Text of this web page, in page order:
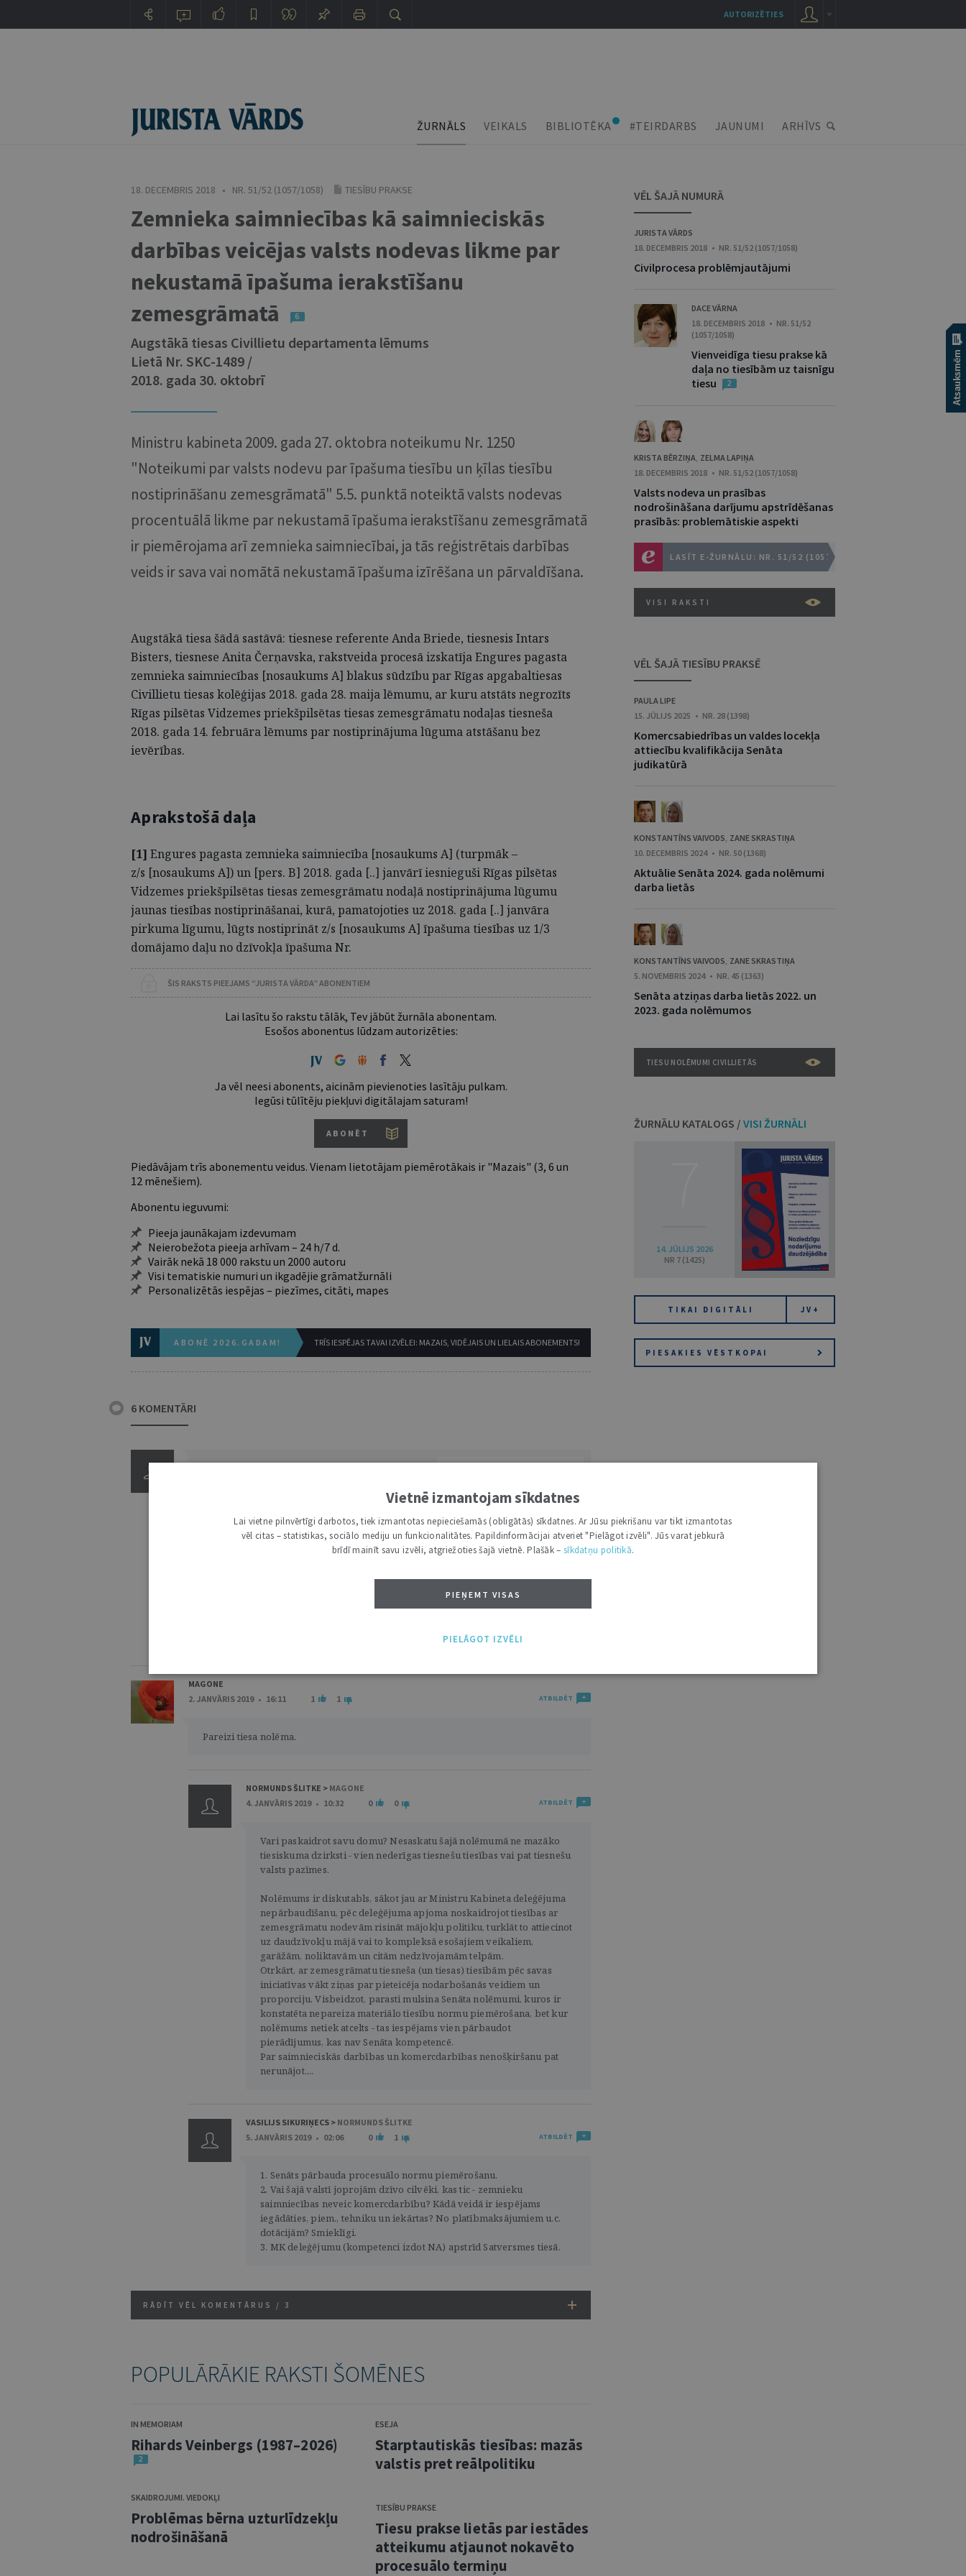
ŽURNĀLS VEIKALS BIBLIOTĒKA #TEIRDARBS JAUNUMI ARHĪVS
18. DECEMBRIS 2018 • NR. 51/52 (1057/1058) TIESĪBU PRAKSE
Zemnieka saimniecības kā saimnieciskās
darbības veicējas valsts nodevas likme par
nekustamā īpašuma ierakstīšanu
zemesgrāmatā
6
Augstākā tiesas Civillietu departamenta lēmums
Lietā Nr. SKC-1489 /
2018. gada 30. oktobrī
Ministru kabineta 2009. gada 27. oktobra noteikumu Nr. 1250
"Noteikumi par valsts nodevu par īpašuma tiesību un ķīlas tiesību
nostiprināšanu zemesgrāmatā" 5.5. punktā noteiktā valsts nodevas
procentuālā likme par nekustamā īpašuma ierakstīšanu zemesgrāmatā
ir piemērojama arī zemnieka saimniecībai, ja tās reģistrētais darbības
veids ir sava vai nomātā nekustamā īpašuma izīrēšana un pārvaldīšana.
Augstākā tiesa šādā sastāvā: tiesnese referente Anda Briede, tiesnesis Intars
Bisters, tiesnese Anita Čerņavska, rakstveida procesā izskatīja Engures pagasta
zemnieka saimniecības [nosaukums A] blakus sūdzību par Rīgas apgabaltiesas
Civillietu tiesas kolēģijas 2018. gada 28. maija lēmumu, ar kuru atstāts negrozīts
Rīgas pilsētas Vidzemes priekšpilsētas tiesas zemesgrāmatu nodaļas tiesneša
2018. gada 14. februāra lēmums par nostiprinājuma lūguma atstāšanu bez
ievērības.
Aprakstošā daļa
[1] Engures pagasta zemnieka saimniecība [nosaukums A] (turpmāk –
z/s [nosaukums A]) un [pers. B] 2018. gada [..] janvārī iesnieguši Rīgas pilsētas
Vidzemes priekšpilsētas tiesas zemesgrāmatu nodaļā nostiprinājuma lūgumu
jaunas tiesības nostiprināšanai, kurā, pamatojoties uz 2018. gada [..] janvāra
pirkuma līgumu, lūgts nostiprināt z/s [nosaukums A] īpašuma tiesības uz 1/3
domājamo daļu no dzīvokļa īpašuma Nr.
ŠIS RAKSTS PIEEJAMS “JURISTA VĀRDA” ABONENTIEM
Lai lasītu šo rakstu tālāk, Tev jābūt žurnāla abonentam.
Esošos abonentus lūdzam autorizēties:
Ja vēl neesi abonents, aicinām pievienoties lasītāju pulkam.
Iegūsi tūlītēju piekļuvi digitālajam saturam!
ABONĒT
Piedāvājam trīs abonementu veidus. Vienam lietotājam piemērotākais ir "Mazais" (3, 6 un
12 mēnešiem).
Abonentu ieguvumi:
Pieeja jaunākajam izdevumam
Neierobežota pieeja arhīvam – 24 h/7 d.
Vairāk nekā 18 000 rakstu un 2000 autoru
Visi tematiskie numuri un ikgadējie grāmatžurnāli
Personalizētās iespējas – piezīmes, citāti, mapes
ABONĒ 2026.GADAM! TRĪS IESPĒJAS TAVAI IZVĒLEI: MAZAIS, VIDĒJAIS UN LIELAIS ABONEMENTS!
6 KOMENTĀRI
MAGONE
2. JANVĀRIS 2019 • 16:11
1 1 ATBILDĒT
Pareizi tiesa nolēma.
NORMUNDS ŠLITKE > MAGONE
4. JANVĀRIS 2019 • 10:32
0 0 ATBILDĒT
Vari paskaidrot savu domu? Nesaskatu šajā nolēmumā ne mazāko
tiesiskuma dzirksti - vien nederīgas tiesnešu tiesības vai pat tiesnešu
valsts pazīmes.
Nolēmums ir diskutabls, sākot jau ar Ministru Kabineta deleģējuma
nepārbaudīšanu, pēc deleģējuma apjoma noskaidrojot tiesības ar
zemesgrāmatu nodevām risināt mājokļu politiku, turklāt to attiecinot
uz daudzīvokļu mājā vai to kompleksā esošajiem veikaliem,
garāžām, noliktavām un citām nedzīvojamām telpām.
Otrkārt, ar zemesgrāmatu tiesneša (un tiesas) tiesībām pēc savas
iniciatīvas vākt ziņas par pieteicēja nodarbošanās veidiem un
proporciju. Visbeidzot, parasti mulsina Senāta nolēmumi, kuros ir
konstatēta nepareiza materiālo tiesību normu piemērošana, bet kur
nolēmums netiek atcelts - tas iespējams vien pārbaudot
pierādījumus, kas nav Senāta kompetencē.
Par saimnieciskās darbības un komercdarbības nenošķiršanu pat
nerunājot....
VASILIJS SIKURIŅECS > NORMUNDS ŠLITKE
5. JANVĀRIS 2019 • 02:06
0 1 ATBILDĒT
1. Senāts pārbauda procesuālo normu piemērošanu.
2. Vai šajā valstī joprojām dzīvo cilvēki, kas tic - zemnieku
saimniecības neveic komercdarbību? Kādā veidā ir iespējams
iegādāties, piem., tehniku un iekārtas? No platībmaksājumiem u.c.
dotācijām? Smieklīgi.
3. MK deleģējumu (kompetenci izdot NA) apstrīd Satversmes tiesā.
RĀDĪT VĒL KOMENTĀRUS / 3
POPULĀRĀKIE RAKSTI ŠOMĒNES
IN MEMORIAM
Rihards Veinbergs (1987–2026)
2
SKAIDROJUMI. VIEDOKĻI
Problēmas bērna uzturlīdzekļu
nodrošināšanā
ESEJA
Starptautiskās tiesības: mazās
valstis pret reālpolitiku
TIESĪBU PRAKSE
Tiesu prakse lietās par iestādes
atteikumu atjaunot nokavēto
procesuālo termiņu
VĒL ŠAJĀ NUMURĀ
JURISTA VĀRDS
18. DECEMBRIS 2018 • NR. 51/52 (1057/1058)
Civilprocesa problēmjautājumi
DACE VĀRNA
18. DECEMBRIS 2018 • NR. 51/52
(1057/1058)
Vienveidīga tiesu prakse kā
daļa no tiesībām uz taisnīgu
tiesu
2
KRISTA BĒRZIŅA, ZELMA LAPIŅA
18. DECEMBRIS 2018 • NR. 51/52 (1057/1058)
Valsts nodeva un prasības
nodrošināšana darījumu apstrīdēšanas
prasībās: problemātiskie aspekti
LASĪT E-ŽURNĀLU: NR. 51/52 (1057/1058)
VISI RAKSTI
VĒL ŠAJĀ TIESĪBU PRAKSĒ
PAULA LIPE
15. JŪLIJS 2025 • NR. 28 (1398)
Komercsabiedrības un valdes locekļa
attiecību kvalifikācija Senāta
judikatūrā
KONSTANTĪNS VAIVODS, ZANE SKRASTIŅA
10. DECEMBRIS 2024 • NR. 50 (1368)
Aktuālie Senāta 2024. gada nolēmumi
darba lietās
KONSTANTĪNS VAIVODS, ZANE SKRASTIŅA
5. NOVEMBRIS 2024 • NR. 45 (1363)
Senāta atziņas darba lietās 2022. un
2023. gada nolēmumos
TIESU NOLĒMUMI CIVILLIETĀS
ŽURNĀLU KATALOGS / VISI ŽURNĀLI
14. JŪLIJS 2026
NR 7 (1425)
TIKAI DIGITĀLI JV+
PIESAKIES VĒSTKOPAI
AUTORIZĒTIES
Vietnē izmantojam sīkdatnes
Lai vietne pilnvērtīgi darbotos, tiek izmantotas nepieciešamās (obligātās) sīkdatnes. Ar Jūsu piekrišanu var tikt izmantotas
vēl citas – statistikas, sociālo mediju un funkcionalitātes. Papildinformācijai atveriet "Pielāgot izvēli". Jūs varat jebkurā
brīdī mainīt savu izvēli, atgriežoties šajā vietnē. Plašāk – sīkdatņu politikā.
PIEŅEMT VISAS
PIELĀGOT IZVĒLI